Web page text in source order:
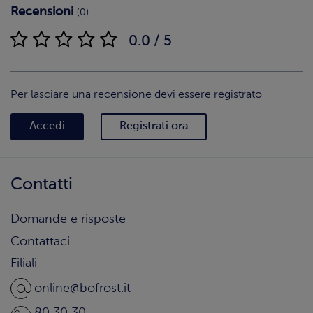
Recensioni (0)
0.0 / 5
Per lasciare una recensione devi essere registrato
Accedi Registrati ora
Contatti
Domande e risposte
Contattaci
Filiali
online@bofrost.it